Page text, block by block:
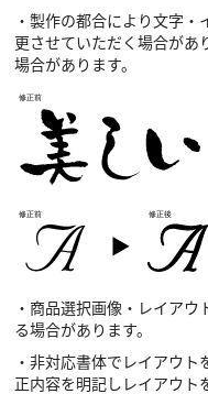
・製作の都合により文字
更させていただく場合があ
場合があります。
・商品選択画像・レイア
る場合があります。
・非対応書体でレイアウ
正内容を明記しレイアウト